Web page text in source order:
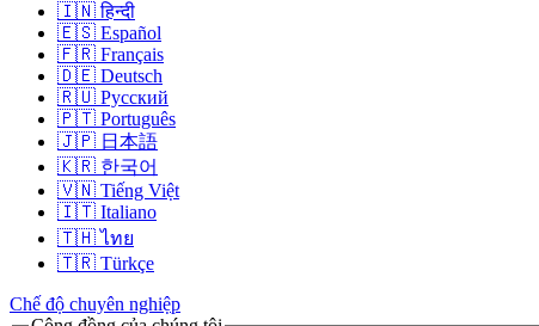
🇮🇳 हिन्दी
🇪🇸 Español
🇫🇷 Français
🇩🇪 Deutsch
🇷🇺 Русский
🇵🇹 Português
🇯🇵 日本語
🇰🇷 한국어
🇻🇳 Tiếng Việt
🇮🇹 Italiano
🇹🇭 ไทย
🇹🇷 Türkçe
Chế độ chuyên nghiệp